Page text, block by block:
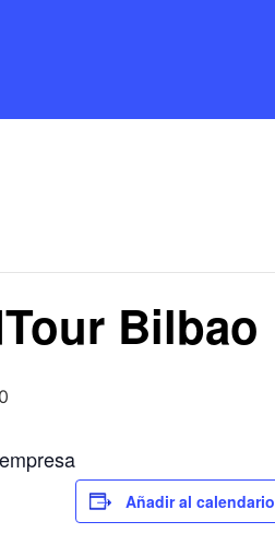
Bilbao
Añadir al calendario